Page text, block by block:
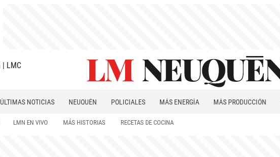
ÚLTIMAS NOTICIAS NEUQUÉN POLICIALES MÁS ENERGÍA MÁS PRODUCCIÓN
LMN EN VIVO MÁS HISTORIAS RECETAS DE COCINA